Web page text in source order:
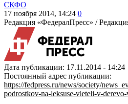
СКФО
17 ноября 2014, 14:24 0
Редакция «ФедералПресс» /
Дата публикации: 17.11.2014 - 14:24
Постоянный адрес публикации:
https://fedpress.ru/news/society/
podrostkov-na-leksuse-vleteli-v-